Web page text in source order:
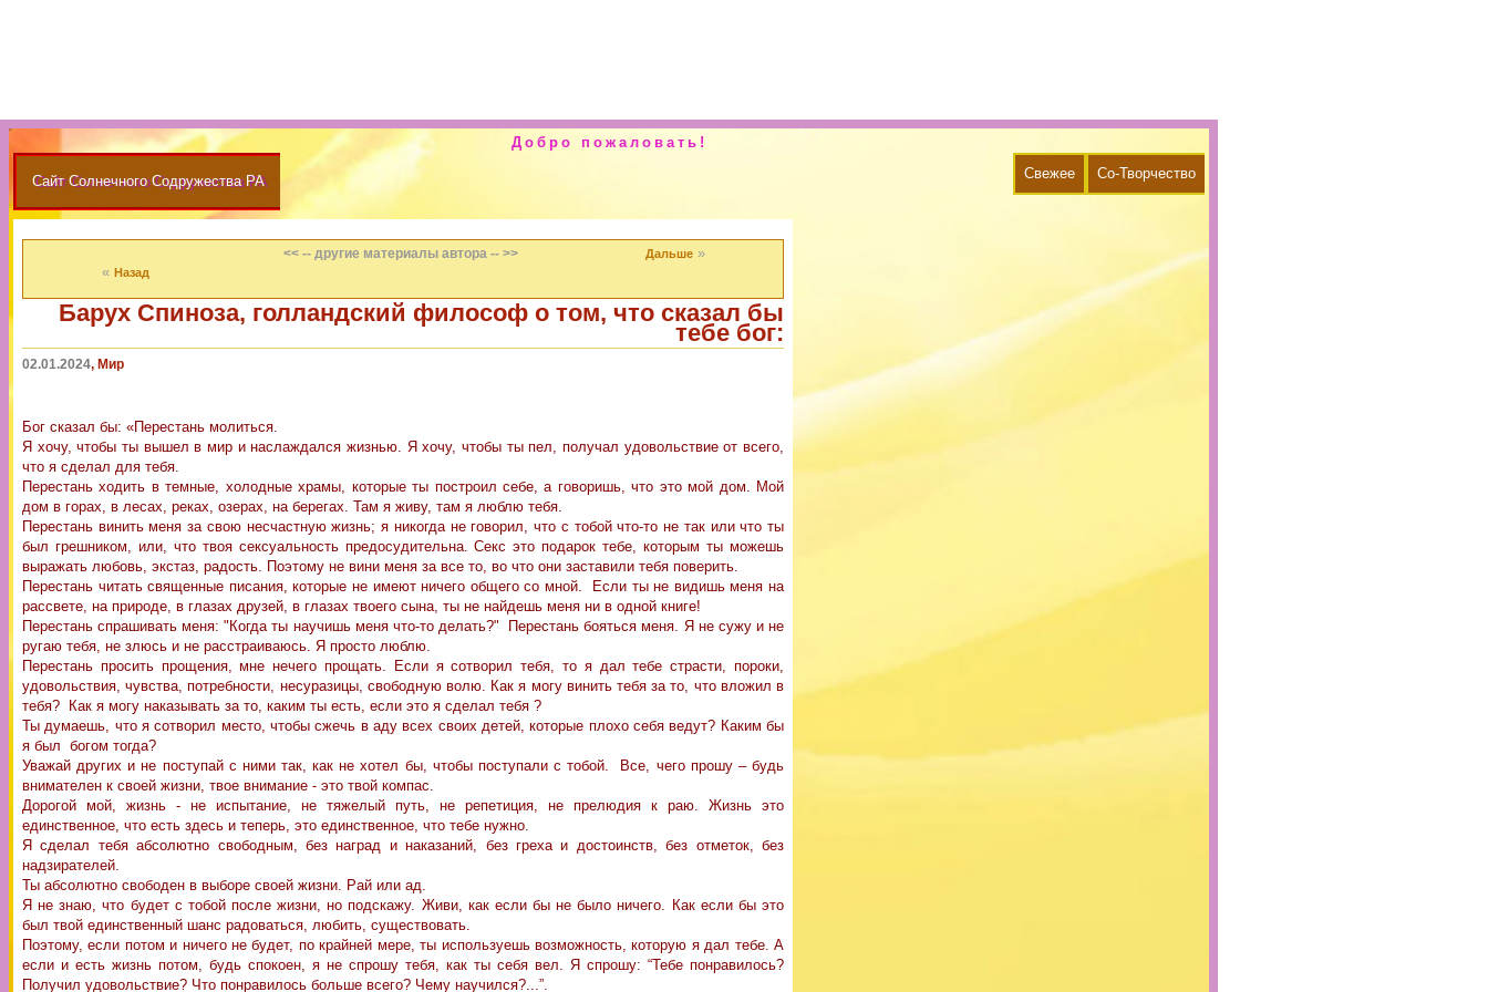
Добро пожаловать!
Сайт Солнечного Содружества РА Свежее Со-Творчество
« Назад
<< -- другие материалы автора -- >> Дальше»
Барух Спиноза, голландский философ о том, что сказал бы
тебе бог:
02.01.2024, Мир
Бог сказал бы: «Перестань молиться.
Я хочу, чтобы ты вышел в мир и наслаждался жизнью. Я хочу, чтобы ты пел, получал удовольствие от всего,
что я сделал для тебя.
Перестань ходить в темные, холодные храмы, которые ты построил себе, а говоришь, что это мой дом. Мой
дом в горах, в лесах, реках, озерах, на берегах. Там я живу, там я люблю тебя.
Перестань винить меня за свою несчастную жизнь; я никогда не говорил, что с тобой что-то не так или что ты
был грешником, или, что твоя сексуальность предосудительна. Секс это подарок тебе, которым ты можешь
выражать любовь, экстаз, радость. Поэтому не вини меня за все то, во что они заставили тебя поверить.
Перестань читать священные писания, которые не имеют ничего общего со мной. Если ты не видишь меня на
рассвете, на природе, в глазах друзей, в глазах твоего сына, ты не найдешь меня ни в одной книге!
Перестань спрашивать меня: "Когда ты научишь меня что-то делать?" Перестань бояться меня. Я не сужу и не
ругаю тебя, не злюсь и не расстраиваюсь. Я просто люблю.
Перестань просить прощения, мне нечего прощать. Если я сотворил тебя, то я дал тебе страсти, пороки,
удовольствия, чувства, потребности, несуразицы, свободную волю. Как я могу винить тебя за то, что вложил в
тебя? Как я могу наказывать за то, каким ты есть, если это я сделал тебя ?
Ты думаешь, что я сотворил место, чтобы сжечь в аду всех своих детей, которые плохо себя ведут? Каким бы
я был богом тогда?
Уважай других и не поступай с ними так, как не хотел бы, чтобы поступали с тобой. Все, чего прошу – будь
внимателен к своей жизни, твое внимание - это твой компас.
Дорогой мой, жизнь - не испытание, не тяжелый путь, не репетиция, не прелюдия к раю. Жизнь это
единственное, что есть здесь и теперь, это единственное, что тебе нужно.
Я сделал тебя абсолютно свободным, без наград и наказаний, без греха и достоинств, без отметок, без
надзирателей.
Ты абсолютно свободен в выборе своей жизни. Рай или ад.
Я не знаю, что будет с тобой после жизни, но подскажу. Живи, как если бы не было ничего. Как если бы это
был твой единственный шанс радоваться, любить, существовать.
Поэтому, если потом и ничего не будет, по крайней мере, ты используешь возможность, которую я дал тебе. А
если и есть жизнь потом, будь спокоен, я не спрошу тебя, как ты себя вел. Я спрошу: “Тебе понравилось?
Получил удовольствие? Что понравилось больше всего? Чему научился?...”.